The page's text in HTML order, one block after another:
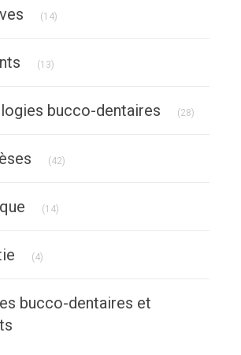
(14)
(13)
bucco-dentaires (28)
(42)
(14)
(4)
bucco-dentaires et